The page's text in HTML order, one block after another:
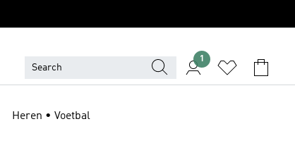
1
Heren • Voetbal